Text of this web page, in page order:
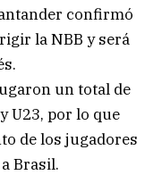
confirmó
la NBB y será
un total de
U23, por lo que
de los jugadores
Brasil.